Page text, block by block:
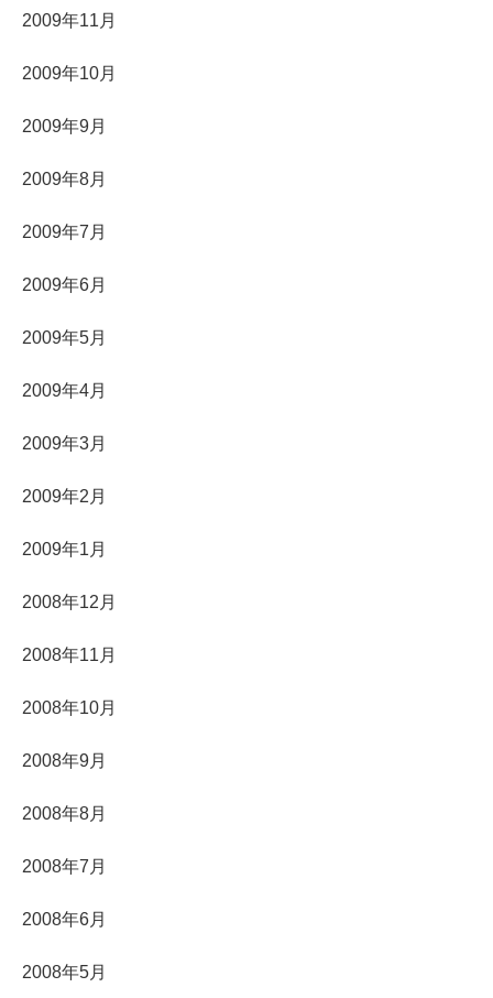
2009年11月
2009年10月
2009年9月
2009年8月
2009年7月
2009年6月
2009年5月
2009年4月
2009年3月
2009年2月
2009年1月
2008年12月
2008年11月
2008年10月
2008年9月
2008年8月
2008年7月
2008年6月
2008年5月